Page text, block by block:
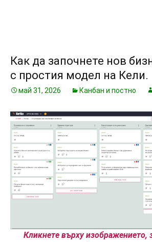
Как да започнете нов
с простия модел на Кели.
май 31, 2026 Канбан и постно
Кликнете върху изображението,